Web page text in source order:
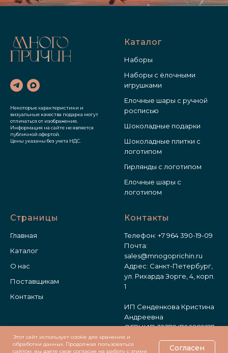
Некоторые характеристики и
визуальные качества подарка могут
отличаться от изображения.
Информация на сайте не является
публичной офертой.
Цены указаны без учета НДС.
Каталог
Наборы
Наборы с ёлочными
игрушками
Елочные шары с ручной
росписью
Шоколадные подарки
Шоколадные плитки с
логотипом
Гирлянды с логотипом
Елочные шары с
логотипом
Страницы
Главная
Каталог
О нас
Поставщикам
Контакты
Контакты
Телефон: +7 964 390-19-09
Почта:
sales@mnogoprichin.ru
Адрес: Санкт-Петербург,
ул. Рихарда Зорге, 4, корп.
1
ИП Сенденкова Кристина
Андреевна
ОГРНИП 323784700289127
Политика
Этот сайт использует cookie для хранения и
обработки данных. Продолжая пользоваться
сайтом, вы даете свое согласие на работу с этими
Согласен